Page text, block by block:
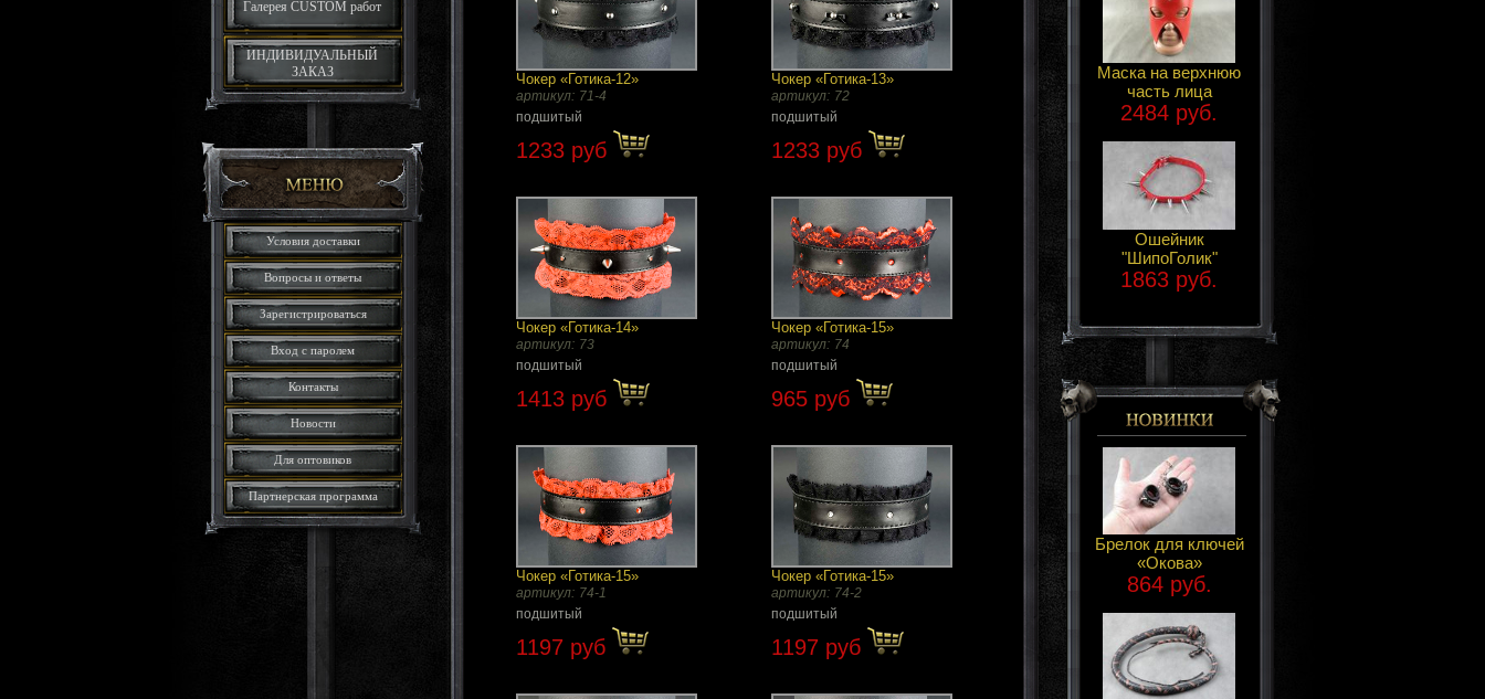
Галерея CUSTOM работ
ИНДИВИДУАЛЬНЫЙ
ЗАКАЗ
Условия доставки
Вопросы и ответы
Зарегистрироваться
Вход с паролем
Контакты
Новости
Для оптовиков
Партнерская программа
Чокер «Готика-12»
артикул: 71-4
подшитый
1233 руб
Чокер «Готика-13»
артикул: 72
подшитый
1233 руб
Чокер «Готика-14»
артикул: 73
подшитый
1413 руб
Чокер «Готика-15»
артикул: 74
подшитый
965 руб
Чокер «Готика-15»
артикул: 74-1
подшитый
1197 руб
Чокер «Готика-15»
артикул: 74-2
подшитый
1197 руб
Маска на верхнюю
часть лица
2484 руб.
Ошейник
"ШипоГолик"
1863 руб.
Брелок для ключей
«Окова»
864 руб.